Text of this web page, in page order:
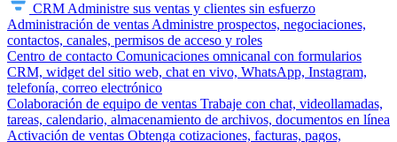
CRM Administre sus ventas y clientes sin esfuerzo
Administración de ventas Administre prospectos, negociaciones,
contactos, canales, permisos de acceso y roles
Centro de contacto Comunicaciones omnicanal con formularios
CRM, widget del sitio web, chat en vivo, WhatsApp, Instagram,
telefonía, correo electrónico
Colaboración de equipo de ventas Trabaje con chat, videollamadas,
tareas, calendario, almacenamiento de archivos, documentos en línea
Activación de ventas Obtenga cotizaciones, facturas, pagos,